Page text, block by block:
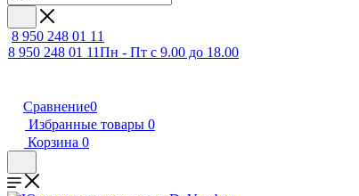
8 950 248 01 11
8 950 248 01 11Пн - Пт с 9.00 до 18.00
Сравнение0
Избранные товары 0
Корзина 0